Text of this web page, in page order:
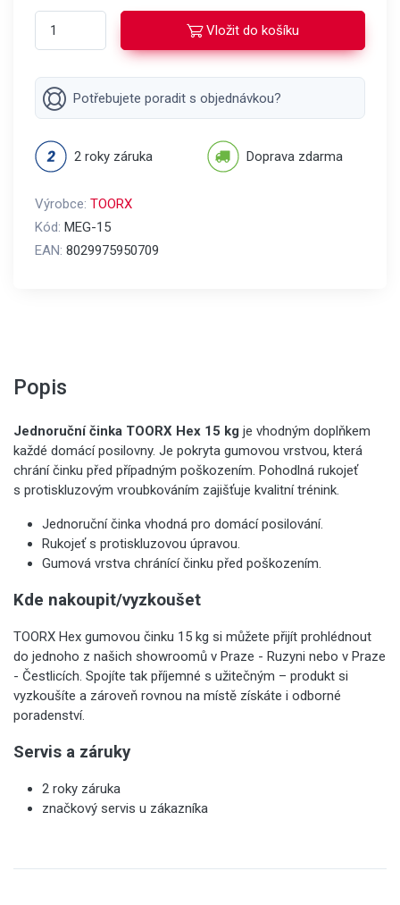
Vložit do košíku
Potřebujete poradit s objednávkou?
2 roky záruka Doprava zdarma
Výrobce: TOORX
Kód: MEG-15
EAN: 8029975950709
Popis
Jednoruční činka TOORX Hex 15 kg je vhodným doplňkem
každé domácí posilovny. Je pokryta gumovou vrstvou, která
chrání činku před případným poškozením. Pohodlná rukojeť
s protiskluzovým vroubkováním zajišťuje kvalitní trénink.
Jednoruční činka vhodná pro domácí posilování.
Rukojeť s protiskluzovou úpravou.
Gumová vrstva chránící činku před poškozením.
Kde nakoupit/vyzkoušet
TOORX Hex gumovou činku 15 kg si můžete přijít prohlédnout
do jednoho z našich showroomů v Praze - Ruzyni nebo v Praze
- Čestlicích. Spojíte tak příjemné s užitečným – produkt si
vyzkoušíte a zároveň rovnou na místě získáte i odborné
poradenství.
Servis a záruky
2 roky záruka
značkový servis u zákazníka